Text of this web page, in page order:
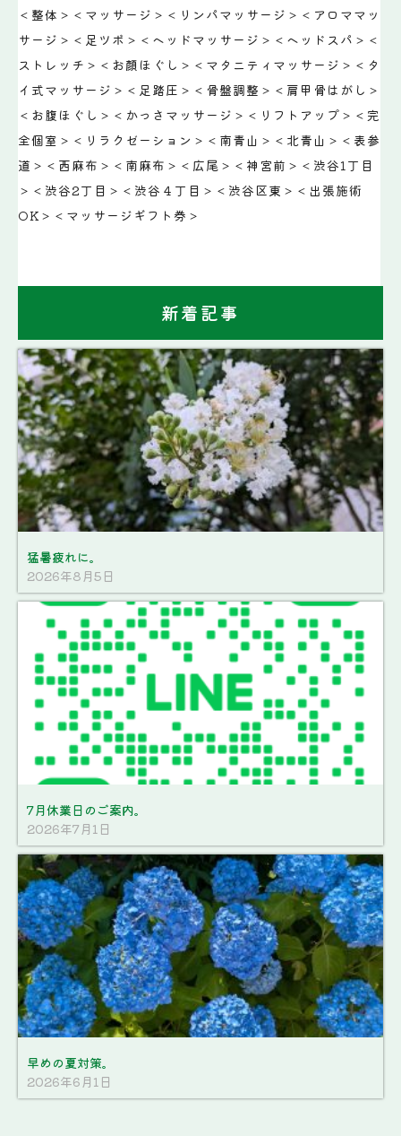
＜整体＞＜マッサージ＞＜リンパマッサージ＞＜アロママッ
サージ＞＜足ツボ＞＜ヘッドマッサージ＞＜ヘッドスパ＞＜
ストレッチ＞＜お顔ほぐし＞＜マタニティマッサージ＞＜タ
イ式マッサージ＞＜足踏圧＞＜骨盤調整＞＜肩甲骨はがし＞
＜お腹ほぐし＞＜かっさマッサージ＞＜リフトアップ＞＜完
全個室＞＜リラクゼーション＞＜南青山＞＜北青山＞＜表参
道＞＜西麻布＞＜南麻布＞＜広尾＞＜神宮前＞＜渋谷1丁目
＞＜渋谷2丁目＞＜渋谷４丁目＞＜渋谷区東＞＜出張施術
OK＞＜マッサージギフト券＞
新着記事
猛暑疲れに。
2026年8月5日
7月休業日のご案内。
2026年7月1日
早めの夏対策。
2026年6月1日